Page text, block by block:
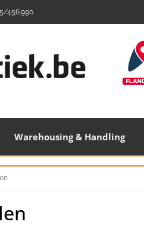
456.990
Warehousing & Handling